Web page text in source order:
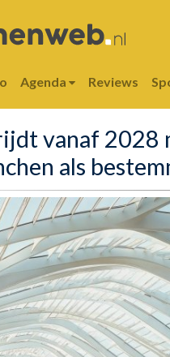
Agenda Reviews
vanaf 2028
als